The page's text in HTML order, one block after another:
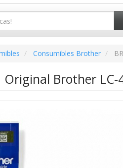
Consumibles Brother
Brother